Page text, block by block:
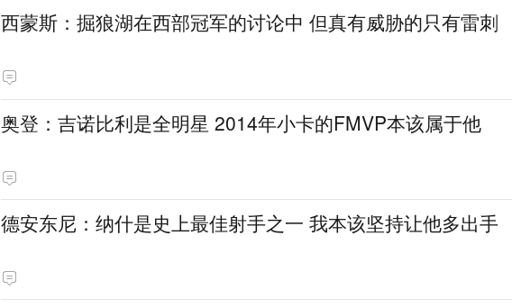
西蒙斯：掘狼湖在西部冠军的讨论中 但真有威胁的只有雷刺
奥登：吉诺比利是全明星 2014年小卡的FMVP本该属于他
德安东尼：纳什是史上最佳射手之一 我本该坚持让他多出手